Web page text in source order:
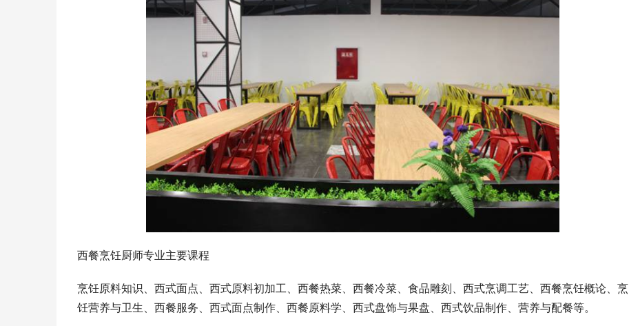
西餐烹饪厨师专业主要课程
烹饪原料知识、西式面点、西式原料初加工、西餐热菜、西餐冷菜、食品雕刻、西式烹调工艺、西餐烹饪概论、烹
饪营养与卫生、西餐服务、西式面点制作、西餐原料学、西式盘饰与果盘、西式饮品制作、营养与配餐等。